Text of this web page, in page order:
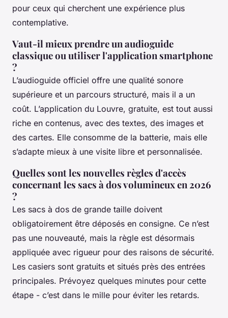
pour ceux qui cherchent une expérience plus
contemplative.
Vaut-il mieux prendre un audioguide
classique ou utiliser l'application smartphone
?
L’audioguide officiel offre une qualité sonore
supérieure et un parcours structuré, mais il a un
coût. L’application du Louvre, gratuite, est tout aussi
riche en contenus, avec des textes, des images et
des cartes. Elle consomme de la batterie, mais elle
s’adapte mieux à une visite libre et personnalisée.
Quelles sont les nouvelles règles d'accès
concernant les sacs à dos volumineux en 2026
?
Les sacs à dos de grande taille doivent
obligatoirement être déposés en consigne. Ce n’est
pas une nouveauté, mais la règle est désormais
appliquée avec rigueur pour des raisons de sécurité.
Les casiers sont gratuits et situés près des entrées
principales. Prévoyez quelques minutes pour cette
étape - c’est dans le mille pour éviter les retards.